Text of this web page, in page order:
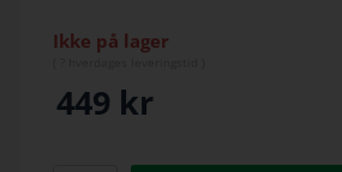
Ikke på lager
449 kr